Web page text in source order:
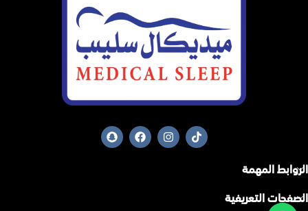
الروابط المهمة
الصفحات التعريفية